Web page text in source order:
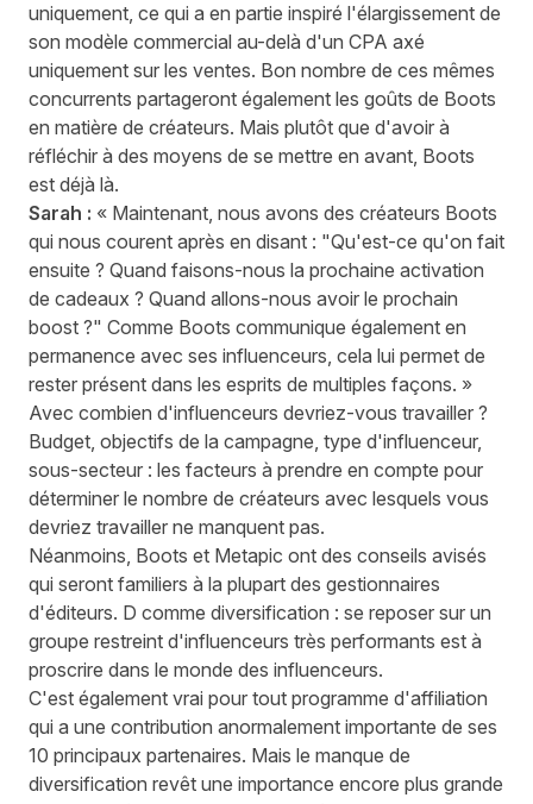
uniquement, ce qui a en partie inspiré l'élargissement de
son modèle commercial au-delà d'un CPA axé
uniquement sur les ventes. Bon nombre de ces mêmes
concurrents partageront également les goûts de Boots
en matière de créateurs. Mais plutôt que d'avoir à
réfléchir à des moyens de se mettre en avant, Boots
est déjà là.
Sarah : « Maintenant, nous avons des créateurs Boots
qui nous courent après en disant : "Qu'est-ce qu'on fait
ensuite ? Quand faisons-nous la prochaine activation
de cadeaux ? Quand allons-nous avoir le prochain
boost ?" Comme Boots communique également en
permanence avec ses influenceurs, cela lui permet de
rester présent dans les esprits de multiples façons. »
Avec combien d'influenceurs devriez-vous travailler ?
Budget, objectifs de la campagne, type d'influenceur,
sous-secteur : les facteurs à prendre en compte pour
déterminer le nombre de créateurs avec lesquels vous
devriez travailler ne manquent pas.
Néanmoins, Boots et Metapic ont des conseils avisés
qui seront familiers à la plupart des gestionnaires
d'éditeurs. D comme diversification : se reposer sur un
groupe restreint d'influenceurs très performants est à
proscrire dans le monde des influenceurs.
C'est également vrai pour tout programme d'affiliation
qui a une contribution anormalement importante de ses
10 principaux partenaires. Mais le manque de
diversification revêt une importance encore plus grande